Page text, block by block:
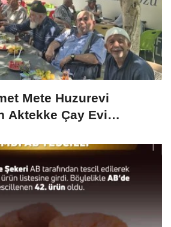
Mete Huzurevi
Aktekke Çay Evi